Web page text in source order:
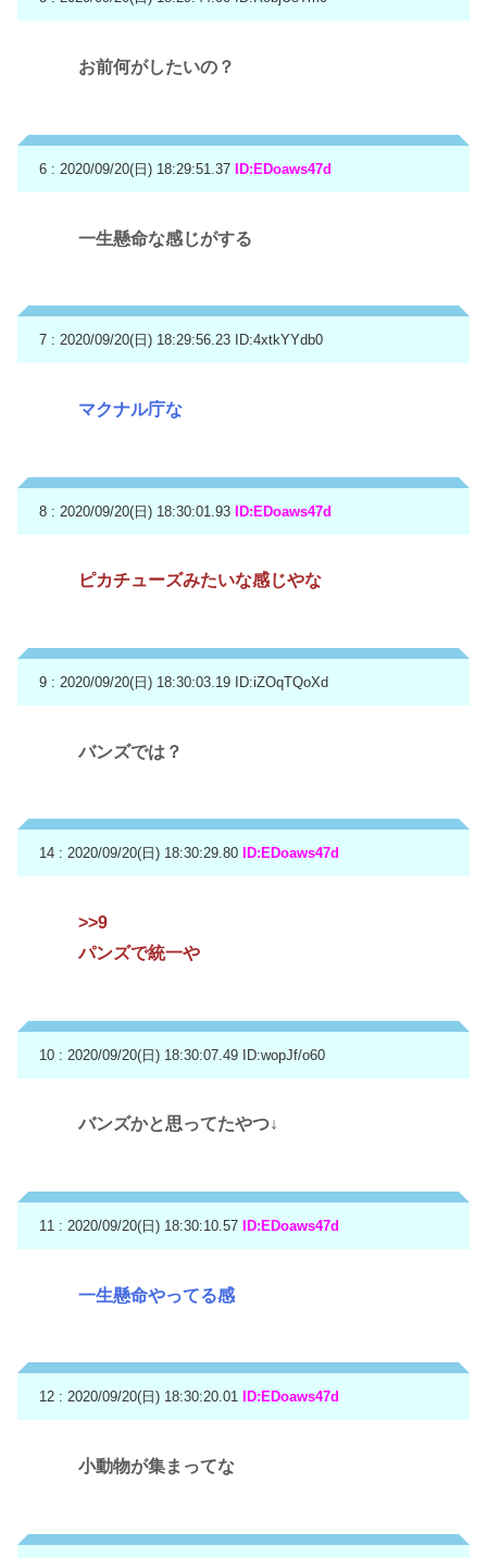
お前何がしたいの？
6 : 2020/09/20(日) 18:29:51.37 ID:EDoaws47d
一生懸命な感じがする
7 : 2020/09/20(日) 18:29:56.23 ID:4xtkYYdb0
マクナル庁な
8 : 2020/09/20(日) 18:30:01.93 ID:EDoaws47d
ピカチューズみたいな感じやな
9 : 2020/09/20(日) 18:30:03.19 ID:iZOqTQoXd
バンズでは？
14 : 2020/09/20(日) 18:30:29.80 ID:EDoaws47d
>>9
パンズで統一や
10 : 2020/09/20(日) 18:30:07.49 ID:wopJf/o60
バンズかと思ってたやつ↓
11 : 2020/09/20(日) 18:30:10.57 ID:EDoaws47d
一生懸命やってる感
12 : 2020/09/20(日) 18:30:20.01 ID:EDoaws47d
小動物が集まってな